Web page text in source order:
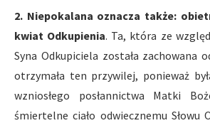
2. Niepokalana oznacza także:
kwiat Odkupienia. Ta, która ze
Syna Odkupiciela została zachowana
otrzymała ten przywilej, ponieważ
wzniosłego posłannictwa Matki
śmiertelne ciało odwiecznemu Słowu